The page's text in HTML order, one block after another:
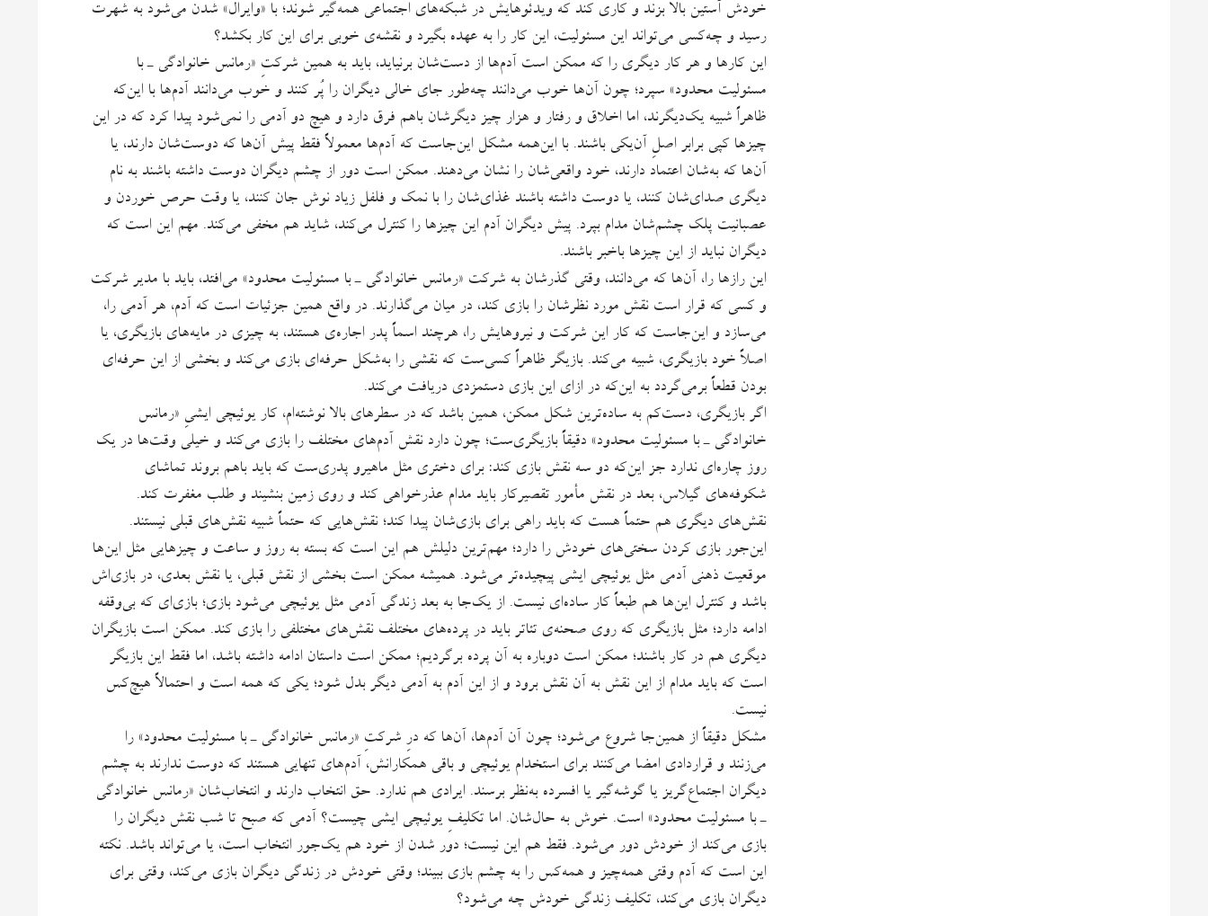
خودش آستین بالا بزند و کاری کند که ویدئوهایش در شبکه‌های اجتماعی همه‌گیر شوند؛ با «وایرال» شدن می‌شود به شهرت
رسید و چه‌کسی می‌تواند این مسئولیت، این کار را به عهده بگیرد و نقشه‌ی خوبی برای این کار بکشد؟
این کارها و هر کار دیگری را که ممکن است آدم‌ها از دست‌شان برنیاید، باید به همین شرکتِ «رمانس خانوادگی ـ با
مسئولیت محدود» سپرد؛ چون آن‌ها خوب می‌دانند چه‌طور جای خالی دیگران را پُر کنند و خوب می‌دانند آدم‌ها با این‌که
ظاهراً شبیه یک‌دیگرند، اما اخلاق و رفتار و هزار چیز دیگرشان باهم فرق دارد و هیچ دو آدمی را نمی‌شود پیدا کرد که در این
چیزها کپی برابر اصلِ آن‌یکی باشند. با این‌همه مشکل این‌جاست که آدم‌ها معمولاً فقط پیش آن‌‌ها که دوست‌شان دارند، یا
آن‌ها که به‌شان اعتماد دارند، خود واقعی‌شان را نشان می‌دهند. ممکن است دور از چشم دیگران دوست داشته باشند به نام
دیگری صدای‌شان کنند، یا دوست داشته باشند غذای‌شان را با نمک و فلفل زیاد نوش جان کنند، یا وقت حرص خوردن و
عصبانیت پلک چشم‌شان مدام بپرد. پیش دیگران آدم این‌ چیزها را کنترل می‌کند، شاید هم مخفی می‌کند. مهم این است که
دیگران نباید از این چیزها باخبر باشند.
این رازها را، آن‌ها که می‌دانند، وقتی گذرشان به شرکت «رمانس خانوادگی ـ با مسئولیت محدود» می‌افتد، باید با مدیر شرکت
و کسی که قرار است نقش مورد نظرشان را بازی کند، در میان می‌گذارند. در واقع همین جزئیات است که آدم، هر آدمی را،
می‌سازد و این‌جاست که کار این شرکت و نیروهایش را، هرچند اسماً پدر اجاره‌ی هستند، به چیزی در مایه‌های بازیگری، یا
اصلاً خود بازیگری، شبیه می‌کند. بازیگر ظاهراً کسی‌ست که نقشی را به‌شکل حرفه‌ای بازی می‌کند و بخشی از این حرفه‌ای
بودن قطعاً برمی‌گردد به این‌که در ازای این بازی دستمزدی دریافت می‌کند.
اگر بازیگری، دست‌کم به ساده‌ترین شکل ممکن، همین باشد که در سطرهای بالا نوشته‌ام، کار یوئیچی ایشیِ «رمانس
خانوادگی ـ با مسئولیت محدود» دقیقاً بازیگری‌ست؛ چون دارد نقش آدم‌های مختلف را بازی می‌کند و خیلی وقت‌ها در یک
روز چاره‌ای ندارد جز این‌که دو سه نقش بازی کند: برای دختری مثل ماهیرو پدری‌ست که باید باهم بروند تماشای
شکوفه‌های گیلاس، بعد در نقش مأمور تقصیرکار باید مدام عذرخواهی کند و روی زمین بنشیند و طلب مغفرت کند.
نقش‌های دیگری هم حتماً هست که باید راهی برای بازی‌شان پیدا کند؛ نقش‌هایی که حتماً شبیه نقش‌های قبلی نیستند.
این‌جور بازی کردن سختی‌های خودش را دارد؛ مهم‌ترین دلیلش هم این است که بسته به روز و ساعت و چیزهایی مثل این‌ها
موقعیت ذهنی آدمی مثل یوئیچی ایشی پیچیده‌تر می‌شود. همیشه ممکن است بخشی از نقش قبلی، یا نقش بعدی، در بازی‌اش
باشد و کنترل این‌ها هم طبعاً کار ساده‌ای نیست. از یک‌جا به بعد زندگی آدمی مثل یوئیچی می‌شود بازی؛ بازی‌ای که بی‌وقفه
ادامه دارد؛ مثل بازیگری که روی صحنه‌ی تئاتر باید در پرده‌های مختلف نقش‌های مختلفی را بازی کند. ممکن است بازیگران
دیگری هم در کار باشند؛ ممکن است دوباره به آن پرده برگردیم؛ ممکن است داستان ادامه داشته باشد، اما فقط این بازیگر
است که باید مدام از این نقش به آن نقش برود و از این آدم به آدمی دیگر بدل شود؛ یکی که همه است و احتمالاً هیچ‌کس
نیست.
مشکل دقیقاً از همین‌جا شروع می‌شود؛ چون آن آدم‌ها، آن‌ها که درِ شرکتِ «رمانس خانوادگی ـ با مسئولیت محدود» را
می‌زنند و قراردادی امضا می‌کنند برای استخدام یوئیچی و باقی همکارانش، آدم‌های تنهایی هستند که دوست ندارند به چشم
دیگران اجتماع‌گریز یا گوشه‌گیر یا افسرده به‌نظر برسند. ایرادی هم ندارد. حق انتخاب دارند و انتخاب‌شان «رمانس خانوادگی
ـ با مسئولیت محدود» است. خوش به حال‌شان. اما تکلیفِ یوئیچی ایشی چیست؟ آدمی که صبح تا شب نقش دیگران را
بازی می‌کند از خودش دور می‌شود. فقط هم این نیست؛ دور شدن از خود هم یک‌جور انتخاب است، یا می‌تواند باشد. نکته
این است که آدم وقتی همه‌چیز و همه‌کس را به چشم بازی ببیند؛ وقتی خودش در زندگی دیگران بازی می‌کند، وقتی برای
دیگران بازی می‌کند، تکلیف زندگی‌ خودش چه می‌شود؟